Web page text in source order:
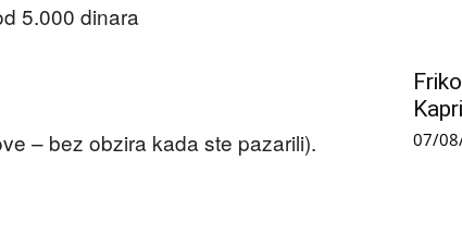
5.000 dinara
– bez obzira kada ste pazarili). 07/